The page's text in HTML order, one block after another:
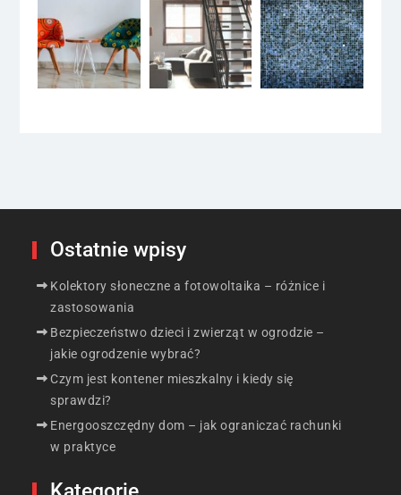
Ostatnie wpisy
Kolektory słoneczne a fotowoltaika – różnice i
zastosowania
Bezpieczeństwo dzieci i zwierząt w ogrodzie –
jakie ogrodzenie wybrać?
Czym jest kontener mieszkalny i kiedy się
sprawdzi?
Energooszczędny dom – jak ograniczać rachunki
w praktyce